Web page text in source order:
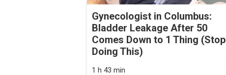
Gynecologist in Columbus:
Bladder Leakage After 50
Comes Down to 1 Thing (Stop
Doing This)
1 h 43 min